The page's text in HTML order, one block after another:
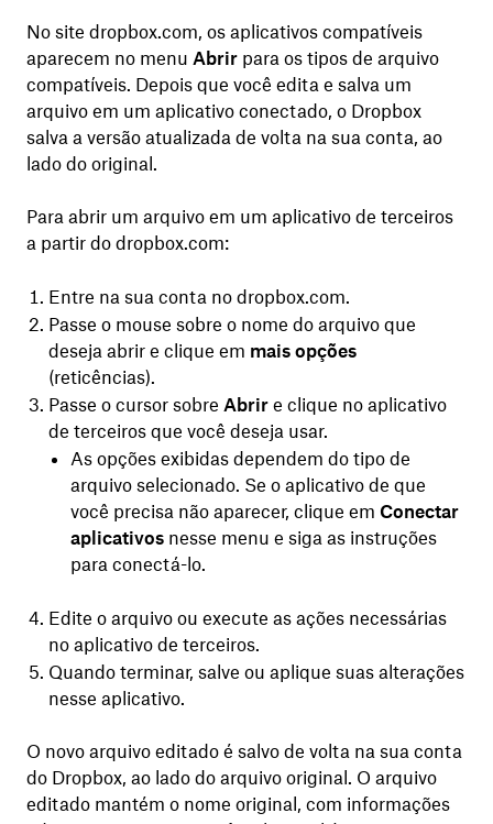
No site dropbox.com, os aplicativos compatíveis
aparecem no menu Abrir para os tipos de arquivo
compatíveis. Depois que você edita e salva um
arquivo em um aplicativo conectado, o Dropbox
salva a versão atualizada de volta na sua conta, ao
lado do original.
Para abrir um arquivo em um aplicativo de terceiros
a partir do dropbox.com:
Entre na sua conta no dropbox.com.
Passe o mouse sobre o nome do arquivo que
deseja abrir e clique em mais opções
(reticências).
Passe o cursor sobre Abrire clique no aplicativo
de terceiros que você deseja usar.
As opções exibidas dependem do tipo de
arquivo selecionado. Se o aplicativo de que
você precisa não aparecer, clique em Conectar
aplicativosnesse menu e siga as instruções
para conectá-lo.
Edite o arquivo ou execute as ações necessárias
no aplicativo de terceiros.
Quando terminar, salve ou aplique suas alterações
nesse aplicativo.
O novo arquivo editado é salvo de volta na sua conta
do Dropbox, ao lado do arquivo original. O arquivo
editado mantém o nome original, com informações